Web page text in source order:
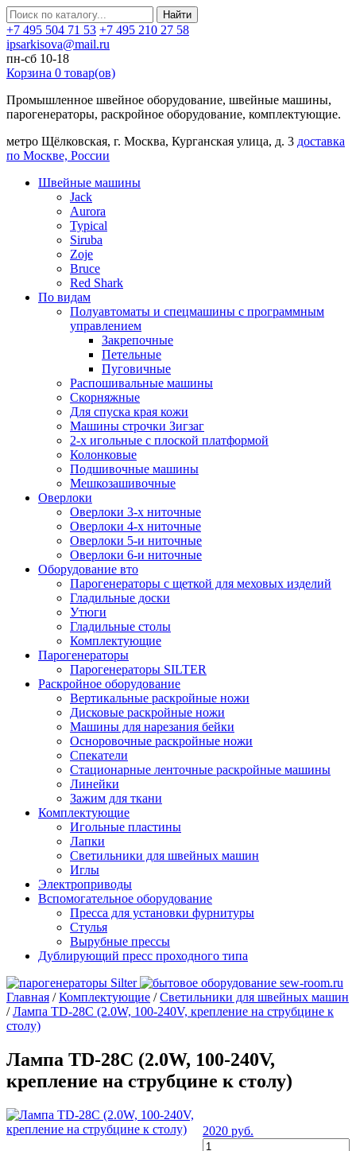
Найти
+7 495 504 71 53 +7 495 210 27 58
ipsarkisova@mail.ru
пн-сб 10-18
Корзина 0 товар(ов)
Промышленное швейное оборудование, швейные машины,
парогенераторы, раскройное оборудование, комплектующие.
метро Щёлковская, г. Москва, Курганская улица, д. 3 доставка
по Москве, России
Швейные машины
Jack
Aurora
Typical
Siruba
Zoje
Bruce
Red Shark
По видам
Полуавтоматы и спецмашины с программным
управлением
Закрепочные
Петельные
Пуговичные
Распошивальные машины
Скорняжные
Для спуска края кожи
Машины строчки Зигзаг
2-х игольные с плоской платформой
Колонковые
Подшивочные машины
Мешкозашивочные
Оверлоки
Оверлоки 3-х ниточные
Оверлоки 4-х ниточные
Оверлоки 5-и ниточные
Оверлоки 6-и ниточные
Оборудование вто
Парогенераторы с щеткой для меховых изделий
Гладильные доски
Утюги
Гладильные столы
Комплектующие
Парогенераторы
Парогенераторы SILTER
Раскройное оборудование
Вертикальные раскройные ножи
Дисковые раскройные ножи
Машины для нарезания бейки
Осноровочные раскройные ножи
Спекатели
Стационарные ленточные раскройные машины
Линейки
Зажим для ткани
Комплектующие
Игольные пластины
Лапки
Светильники для швейных машин
Иглы
Электроприводы
Вспомогательное оборудование
Пресса для установки фурнитуры
Стулья
Вырубные прессы
Дублирующий пресс проходного типа
Главная /Комплектующие /Светильники для швейных машин
/Лампа TD-28C (2.0W, 100-240V, крепление на струбцине к
столу)
Лампа TD-28C (2.0W, 100-240V,
крепление на струбцине к столу)
2020 руб.